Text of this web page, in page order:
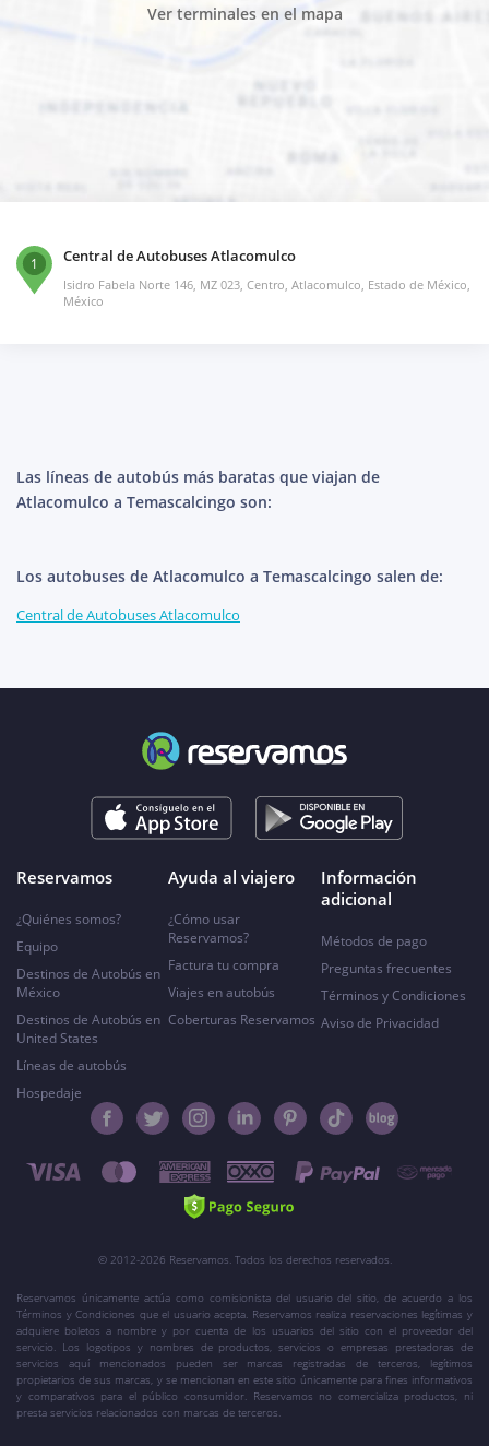
Ver terminales en el mapa
1 Central de Autobuses Atlacomulco
Isidro Fabela Norte 146, MZ 023, Centro, Atlacomulco, Estado de México,
México
Las líneas de autobús más baratas que viajan de
Atlacomulco a Temascalcingo son:
Los autobuses de Atlacomulco a Temascalcingo salen de:
Central de Autobuses Atlacomulco
Reservamos
¿Quiénes somos?
Equipo
Destinos de Autobús en
México
Destinos de Autobús en
United States
Líneas de autobús
Hospedaje
Ayuda al viajero
¿Cómo usar
Reservamos?
Factura tu compra
Viajes en autobús
Coberturas Reservamos
Información
adicional
Métodos de pago
Preguntas frecuentes
Términos y Condiciones
Aviso de Privacidad
© 2012-2026 Reservamos. Todos los derechos reservados.
Reservamos únicamente actúa como comisionista del usuario del sitio, de acuerdo a los
Términos y Condiciones que el usuario acepta. Reservamos realiza reservaciones legítimas y
adquiere boletos a nombre y por cuenta de los usuarios del sitio con el proveedor del
servicio. Los logotipos y nombres de productos, servicios o empresas prestadoras de
servicios aquí mencionados pueden ser marcas registradas de terceros, legítimos
propietarios de sus marcas, y se mencionan en este sitio únicamente para fines informativos
y comparativos para el público consumidor. Reservamos no comercializa productos, ni
presta servicios relacionados con marcas de terceros.